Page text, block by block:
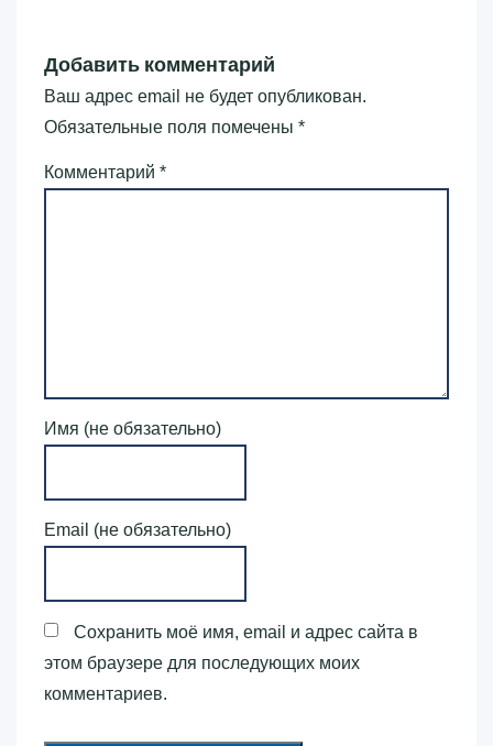
Добавить комментарий
Ваш адрес email не будет опубликован.
Обязательные поля помечены *
Комментарий *
Имя (не обязательно)
Email (не обязательно)
Сохранить моё имя, email и адрес сайта в
этом браузере для последующих моих
комментариев.